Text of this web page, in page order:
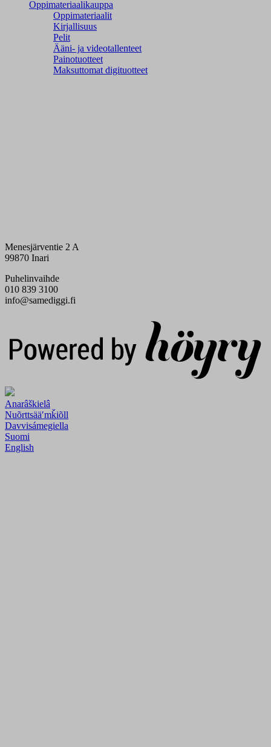
Oppimateriaalikauppa
Oppimateriaalit
Kirjallisuus
Pelit
Ääni- ja videotallenteet
Painotuotteet
Maksuttomat digituotteet
Menesjärventie 2 A
99870 Inari
Puhelinvaihde
010 839 3100
info@samediggi.fi
Anarâškielâ
Nuõrttsääʹmǩiõll
Davvisámegiella
Suomi
English